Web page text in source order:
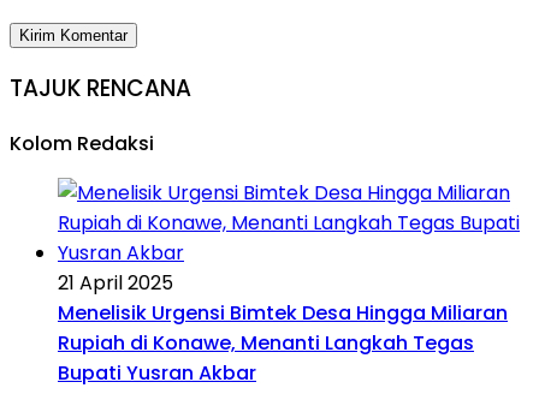
TAJUK RENCANA
Kolom Redaksi
21 April 2025
Menelisik Urgensi Bimtek Desa Hingga Miliaran
Rupiah di Konawe, Menanti Langkah Tegas
Bupati Yusran Akbar